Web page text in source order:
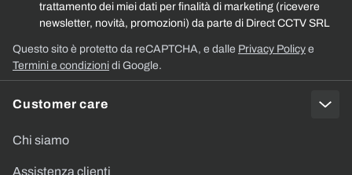
Customer care
Chi siamo
Assistenza clienti
trattamento dei miei dati per finalità di marketing (ricevere
newsletter, novità, promozioni) da parte di Direct CCTV SRL
Questo sito è protetto da reCAPTCHA, e dalle Privacy Policy e
Termini e condizioni di Google.